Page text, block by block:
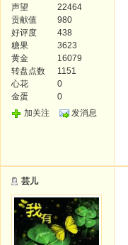
声望
22464
贡献值
980
好评度
438
糖果
3623
黄金
16079
转盘点数
1151
心花
0
金蛋
0
加关注
发消息
芸儿